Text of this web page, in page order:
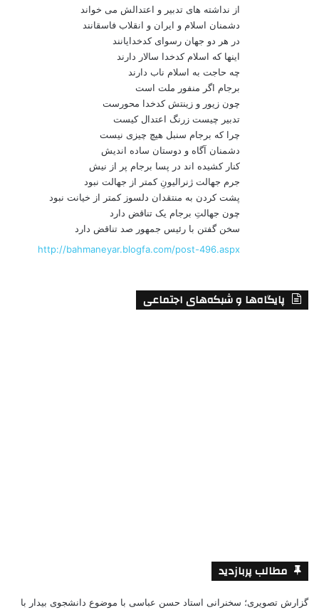
از نداشته های تدبیر و اعتدالش می خواند
دشمنان اسلام و ایران و انقلاب فاسقانند
در هر دو جهان رسوای کدخدایانند
اینها که اسلام کدخدا سالار دارند
چه حاجت به اسلام ناب دارند
برجام اگر منفور ملت است
چون زیور و زینتش کدخدا محورست
تدبیر چیست زرنگ اعتدال کیست
چرا که برجام سنبل هیچ چیزی نیست
دشمنان آگاه و دوستان ساده اندیش
کنار کشیده اند در پسا برجام پر از نیش
جرم جهالت ژنرالیونِ کمتر از جهالت نبود
پشت کردن به منتقدان دلسوز کمتر از خیانت نبود
چون جهالتِ برجام یک تناقض دارد
سخن گفتن با رئیس جمهور صد تناقض دارد
http://bahmaneyar.blogfa.com/post-496.aspx
پایگاه‌ها و شبکه‌های اجتماعی
مطالب پربازدید
گزارش تصویری؛ سخنرانی استاد حسن عباسی با موضوع دانشجوی بیدار با